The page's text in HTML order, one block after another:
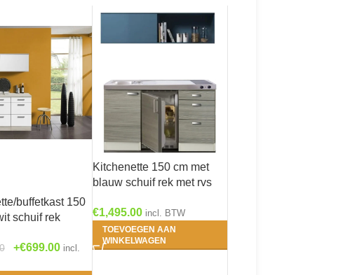
buffetkast 150
schuif rek
€699.00 incl.
Kitchenette 150 cm met
blauw schuif rek met rvs
kookplaat en rvs spoelbak
RAI-5252
€1,495.00 incl. BTW
TOEVOEGEN AAN
WINKELWAGEN